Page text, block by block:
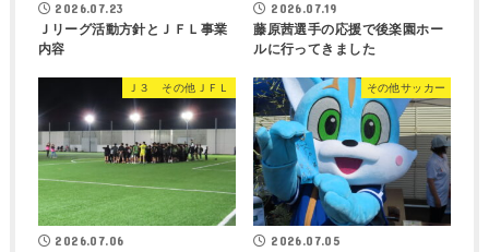
2026.07.23
Ｊリーグ活動方針とＪＦＬ事業
内容
2026.07.19
藤原茜選手の応援で後楽園ホー
ルに行ってきました
Ｊ３ その他ＪＦＬ
2026.07.06
その他サッカー
2026.07.05